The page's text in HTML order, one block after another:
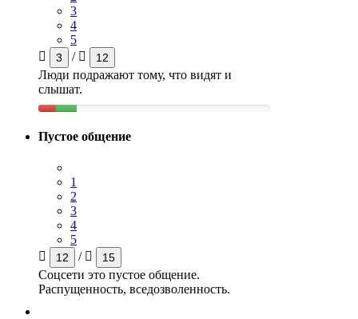
3
4
5
3 / 12
Люди подражают тому, что видят и
слышат.
Пустое общение
1
2
3
4
5
12 / 15
Соцсети это пустое общение.
Распущенность, вседозволенность.